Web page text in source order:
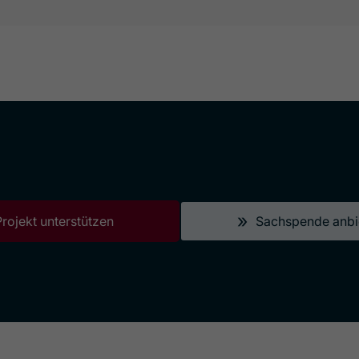
unterstützen » Sachspende